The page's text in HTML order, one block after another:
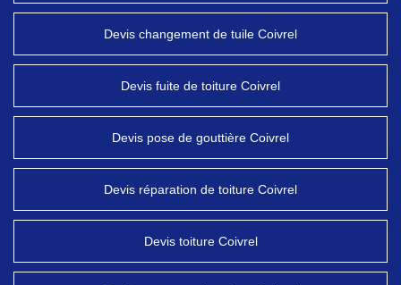
Devis changement de tuile Coivrel
Devis fuite de toiture Coivrel
Devis pose de gouttière Coivrel
Devis réparation de toiture Coivrel
Devis toiture Coivrel